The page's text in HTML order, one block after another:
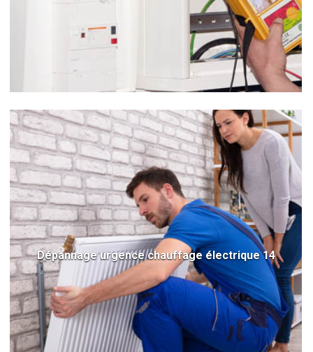
Dépannage urgence chauffage électrique 14